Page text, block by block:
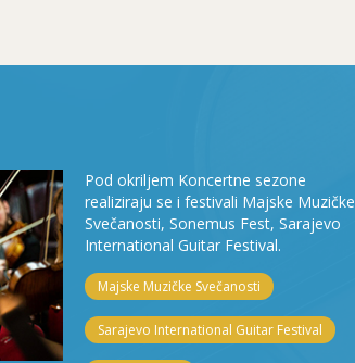
Pod okriljem Koncertne sezone
realiziraju se i festivali Majske Muzičke
Svečanosti, Sonemus Fest, Sarajevo
International Guitar Festival.
Majske Muzičke Svečanosti
Sarajevo International Guitar Festival